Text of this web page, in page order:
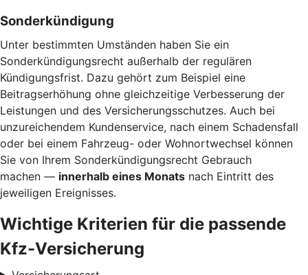
Sonderkündigung
Unter bestimmten Umständen haben Sie ein
Sonderkündigungsrecht außerhalb der regulären
Kündigungsfrist. Dazu gehört zum Beispiel eine
Beitragserhöhung ohne gleichzeitige Verbesserung der
Leistungen und des Versicherungsschutzes. Auch bei
unzureichendem Kundenservice, nach einem Schadensfall
oder bei einem Fahrzeug- oder Wohnortwechsel können
Sie von Ihrem Sonderkündigungsrecht Gebrauch
machen — innerhalb eines Monats nach Eintritt des
jeweiligen Ereignisses.
Wichtige Kriterien für die passende
Kfz-Versicherung